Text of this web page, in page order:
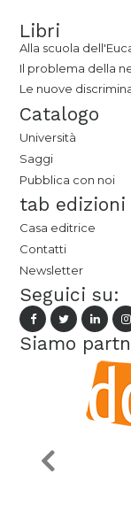
Libri
Alla scuola
Il problema della
Le nuove
Catalogo
Università
Saggi
Pubblica con noi
tab edizioni
Casa editrice
Contatti
Newsletter
Seguici su:
Siamo